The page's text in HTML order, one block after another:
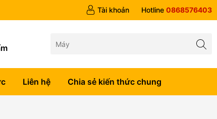
Tài khoản Hotline 0868576403
Liên hệ Chia sẻ kiến thức chung